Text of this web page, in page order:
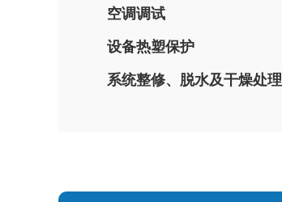
空调调试
设备热塑保护
系统整修、脱水及干燥处理